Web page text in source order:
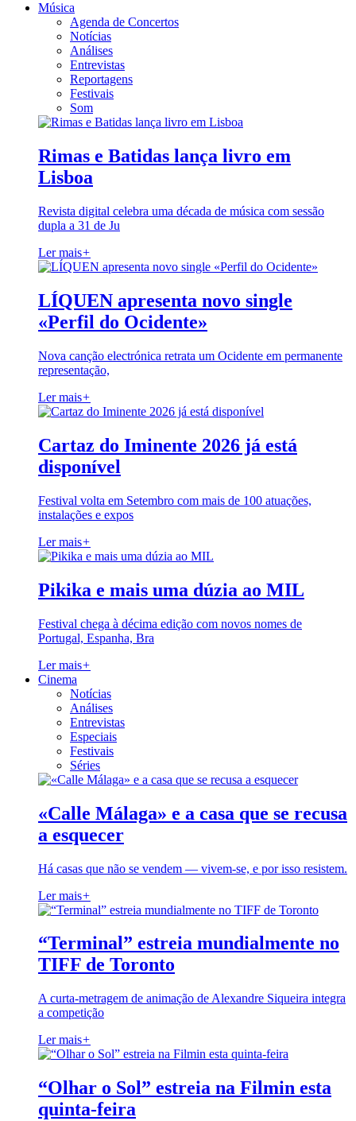
Música
Agenda de Concertos
Notícias
Análises
Entrevistas
Reportagens
Festivais
Som
Rimas e Batidas lança livro em
Lisboa
Revista digital celebra uma década de música com sessão
dupla a 31 de Ju
Ler mais+
LÍQUEN apresenta novo single
«Perfil do Ocidente»
Nova canção electrónica retrata um Ocidente em permanente
representação,
Ler mais+
Cartaz do Iminente 2026 já está
disponível
Festival volta em Setembro com mais de 100 atuações,
instalações e expos
Ler mais+
Pikika e mais uma dúzia ao MIL
Festival chega à décima edição com novos nomes de
Portugal, Espanha, Bra
Ler mais+
Cinema
Notícias
Análises
Entrevistas
Especiais
Festivais
Séries
«Calle Málaga» e a casa que se recusa
a esquecer
Há casas que não se vendem — vivem-se, e por isso resistem.
Ler mais+
“Terminal” estreia mundialmente no
TIFF de Toronto
A curta-metragem de animação de Alexandre Siqueira integra
a competição
Ler mais+
“Olhar o Sol” estreia na Filmin esta
quinta-feira